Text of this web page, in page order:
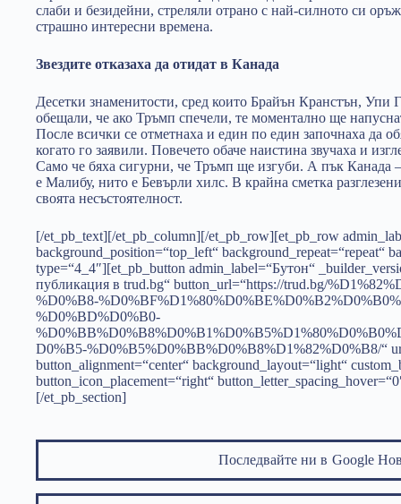
слаби и безидейни, стреляли отрано с най-силното си
страшно интересни времена.
Звездите отказаха да отидат в Канада
Десетки знаменитости, сред които Брайън Кранстън,
обещали, че ако Тръмп спечели, те моментално ще
После всички се отметнаха и един по един започнаха да
когато го заявили. Повечето обаче наистина звучаха и
Само че бяха сигурни, че Тръмп ще изгуби. А пък Канада –
е Малибу, нито е Бевърли хилс. В крайна сметка
своята несъстоятелност.
[/et_pb_text][/et_pb_column][/et_pb_row][et_pb_row
background_position=“top_left“ background_repeat=“repeat“
type=“4_4″][et_pb_button admin_label=“Бутон“
публикация в trud.bg“ button_url=“https://trud.bg/
%D0%B8-
%D0%BD%D0%B0-
D0%B5-%D0%B5%D0%BB%D0%B8%D1%82%D0%B8/“
button_alignment=“center“ background_layout=“light“
button_icon_placement=“right“
[/et_pb_section]
Последвайте ни в Google